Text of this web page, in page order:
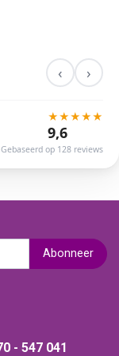
‹ ›
★★★★★
9,6
Gebaseerd op 128 reviews
Abonneer
- 547 041